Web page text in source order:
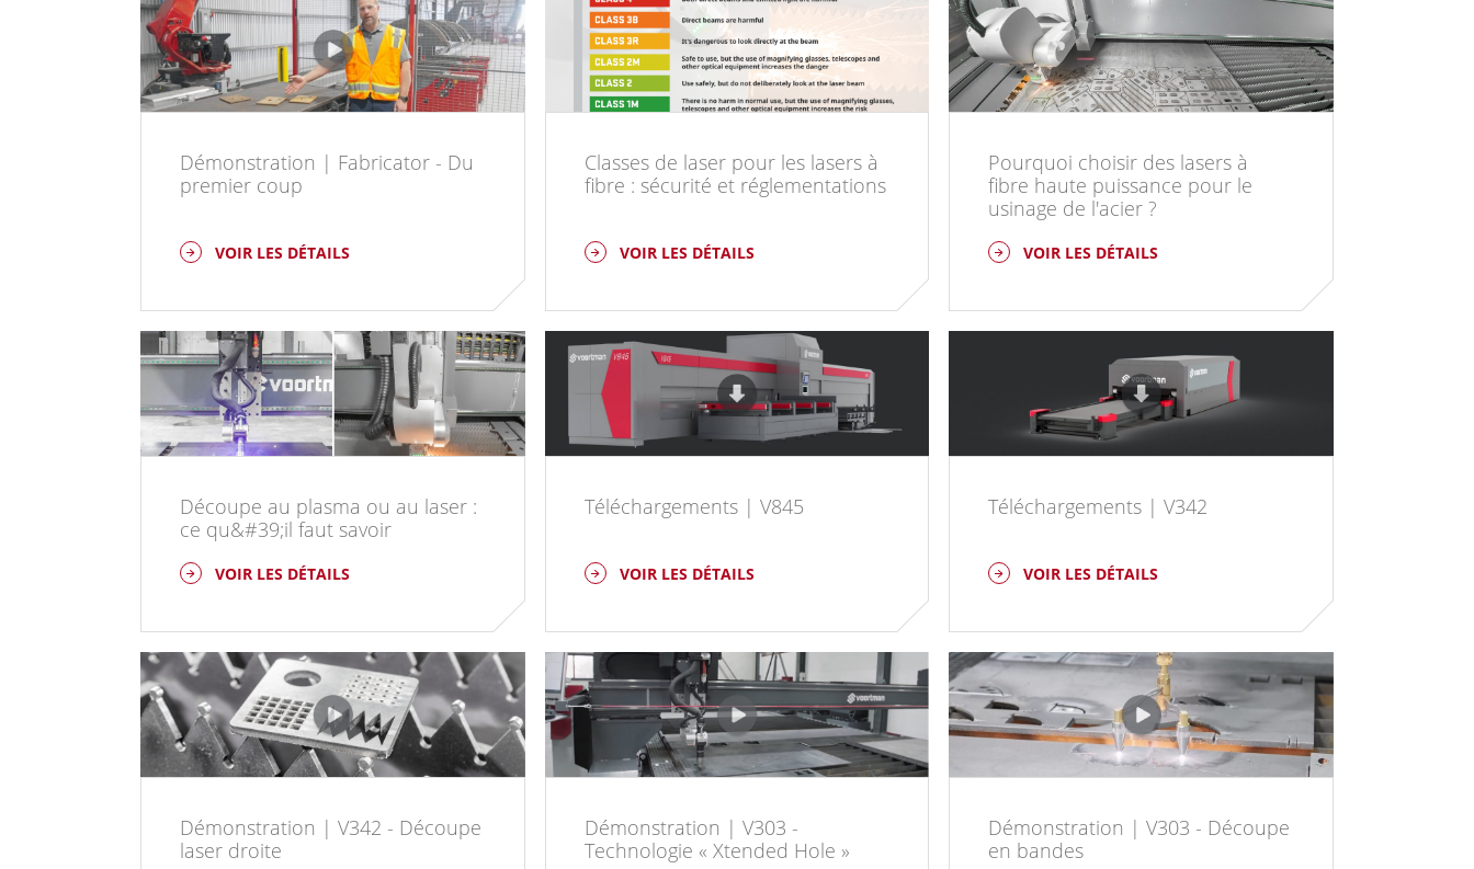
Démonstration | Fabricator - Du
premier coup
VOIR LES DÉTAILS
Classes de laser pour les lasers à
fibre : sécurité et réglementations
VOIR LES DÉTAILS
Pourquoi choisir des lasers à
fibre haute puissance pour le
usinage de l'acier ?
VOIR LES DÉTAILS
Découpe au plasma ou au laser :
ce qu&#39;il faut savoir
VOIR LES DÉTAILS
Téléchargements | V845
VOIR LES DÉTAILS
Téléchargements | V342
VOIR LES DÉTAILS
Démonstration | V342 - Découpe
laser droite
Démonstration | V303 -
Technologie « Xtended Hole »
Démonstration | V303 - Découpe
en bandes